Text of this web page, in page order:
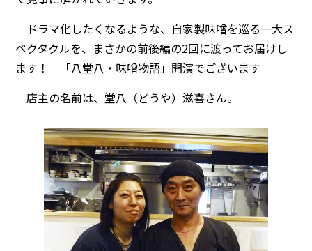
ドラマ化したくなるような、自家製味噌を巡る一大ス
ペクタクルを、まさかの前後編の2回に渡ってお届けし
ます！ 「八堂八・味噌物語」開演でございます――
店主の名前は、堂八（どうや）滋喜さん。